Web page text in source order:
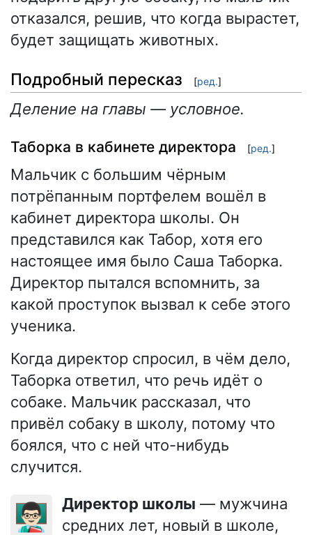
отказался, решив, что когда вырастет,
будет защищать животных.
Подробный пересказ [ред.]
Деление на главы — условное.
Таборка в кабинете директора [ред.]
Мальчик с большим чёрным
потрёпанным портфелем вошёл в
кабинет директора школы. Он
представился как Табор, хотя его
настоящее имя было Саша Таборка.
Директор пытался вспомнить, за
какой проступок вызвал к себе этого
ученика.
Когда директор спросил, в чём дело,
Таборка ответил, что речь идёт о
собаке. Мальчик рассказал, что
привёл собаку в школу, потому что
боялся, что с ней что-нибудь
случится.
👨🏻‍🏫 Директор школы — мужчина
средних лет, новый в школе,